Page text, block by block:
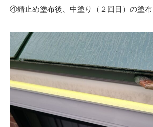
④錆止め塗布後、中塗り（２回目）の塗布